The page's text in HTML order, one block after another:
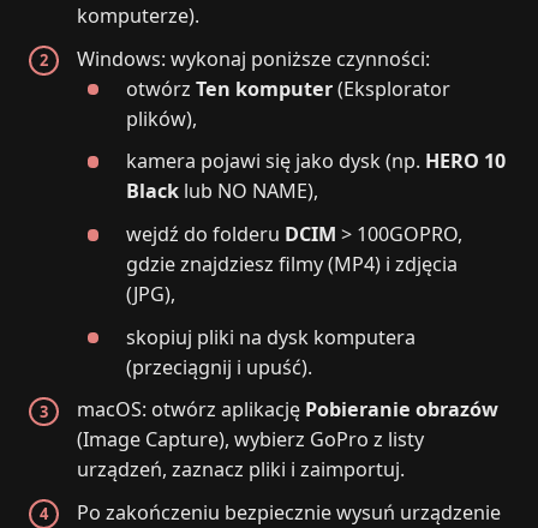
komputerze).
Windows: wykonaj poniższe czynności:
otwórz Ten komputer(Eksplorator
plików),
kamera pojawi się jako dysk (np. HERO 10
Blacklub NO NAME),
wejdź do folderu DCIM > 100GOPRO,
gdzie znajdziesz filmy (MP4) i zdjęcia
(JPG),
skopiuj pliki na dysk komputera
(przeciągnij i upuść).
macOS: otwórz aplikację Pobieranie obrazów
(Image Capture), wybierz GoPro z listy
urządzeń, zaznacz pliki i zaimportuj.
Po zakończeniu bezpiecznie wysuń urządzenie